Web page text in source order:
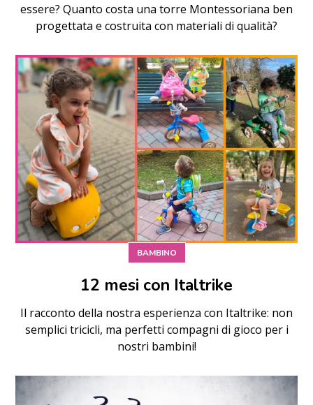
essere? Quanto costa una torre Montessoriana ben
progettata e costruita con materiali di qualità?
BAMBINO
12 mesi con Italtrike
Il racconto della nostra esperienza con Italtrike: non
semplici tricicli, ma perfetti compagni di gioco per i
nostri bambini!